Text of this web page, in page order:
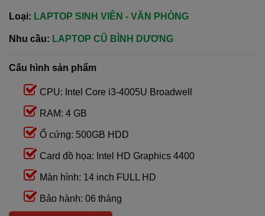
Loại: LAPTOP SINH VIÊN - VĂN PHÒNG
Nhu cầu: LAPTOP CŨ BÌNH DƯƠNG
Cấu hình sản phẩm
CPU: Intel Core i3-4005U Broadwell
RAM: 4 GB
Ổ cứng: 500GB HDD
Card đồ họa: Intel HD Graphics 4400
Màn hình: 14 inch FULL HD
Bảo hành: 06 tháng